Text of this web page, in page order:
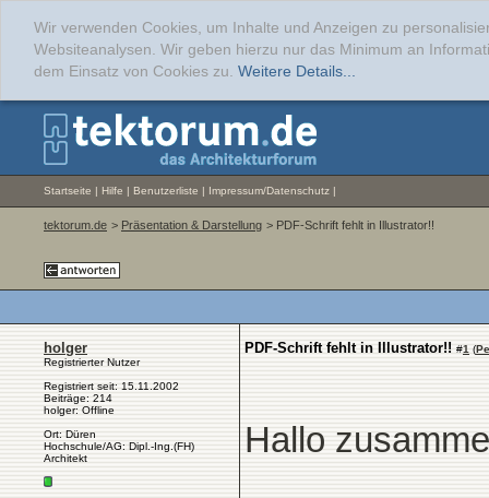
Wir verwenden Cookies, um Inhalte und Anzeigen zu
Websiteanalysen. Wir geben hierzu nur das Minimum an
dem Einsatz von Cookies zu. Weitere Details...
Startseite | Hilfe | Benutzerliste | Impressum/Datenschutz |
tektorum.de > Präsentation & Darstellung > PDF-Schrift fehlt in Illustrator!!
holger
Registrierter Nutzer
Registriert seit: 15.11.2002
Beiträge: 214
holger: Offline
Ort: Düren
Hochschule/AG: Dipl.-Ing.(FH)
Architekt
PDF-Schrift fehlt in Illustrator!! #1 (
Hallo